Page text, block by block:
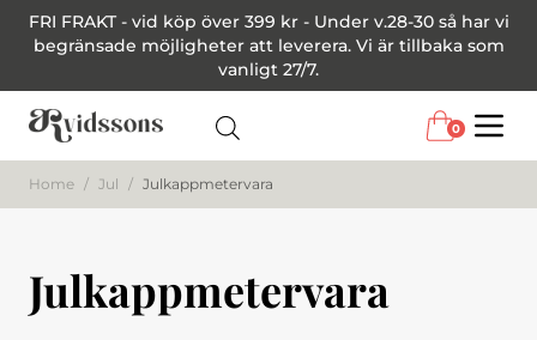
FRI FRAKT - vid köp över 399 kr - Under v.28-30 så har vi
begränsade möjligheter att leverera. Vi är tillbaka som
vanligt 27/7.
0
Home / Jul / Julkappmetervara
Julkappmetervara